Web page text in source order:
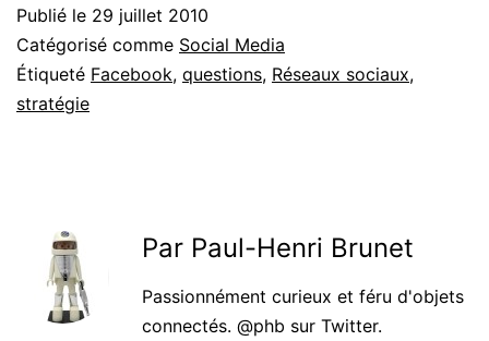
Publié le 29 juillet 2010
Catégorisé comme Social Media
Étiqueté Facebook, questions, Réseaux sociaux,
stratégie
Par Paul-Henri Brunet
Passionnément curieux et féru d'objets
connectés. @phb sur Twitter.